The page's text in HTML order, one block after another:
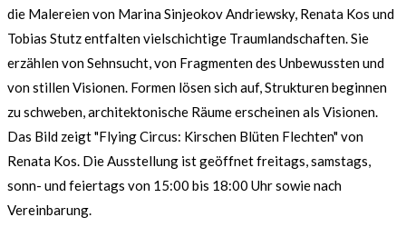
die Malereien von Marina Sinjeokov Andriewsky, Renata Kos und
Tobias Stutz entfalten vielschichtige Traumlandschaften. Sie
erzählen von Sehnsucht, von Fragmenten des Unbewussten und
von stillen Visionen. Formen lösen sich auf, Strukturen beginnen
zu schweben, architektonische Räume erscheinen als Visionen.
Das Bild zeigt "Flying Circus: Kirschen Blüten Flechten" von
Renata Kos. Die Ausstellung ist geöffnet freitags, samstags,
sonn- und feiertags von 15:00 bis 18:00 Uhr sowie nach
Vereinbarung.